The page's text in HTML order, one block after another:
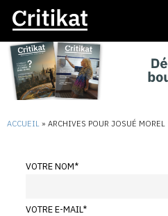
ACCUEIL » ARCHIVES POUR JOSUÉ MOREL
VOTRE NOM*
VOTRE E-MAIL*